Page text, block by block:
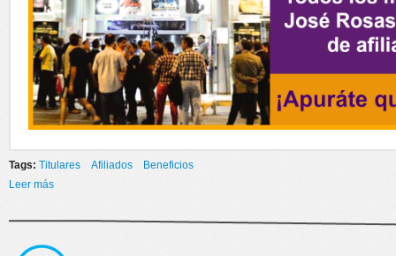
Tags: Titulares Afiliados
Beneficios
Leer más